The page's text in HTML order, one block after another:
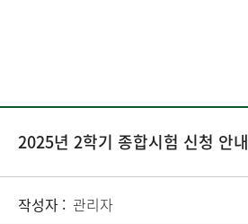
2025년 2학기 종합시험 신청 안내
작성자 : 관리자